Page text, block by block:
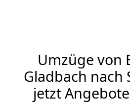
Umzüge von
Gladbach nach
jetzt